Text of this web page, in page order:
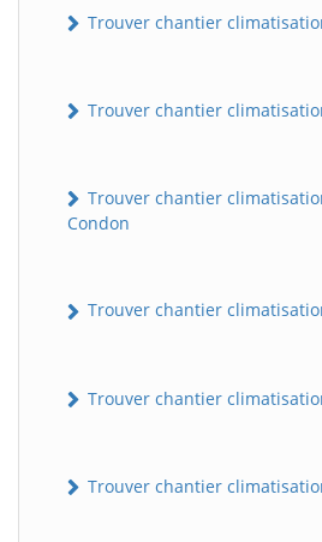
Trouver chantier
Trouver chantier
Trouver chantier
Condon
Trouver chantier
Trouver chantier
Trouver chantier